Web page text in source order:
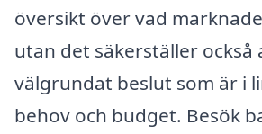
översikt över vad
utan det säkerställer
välgrundat beslut som är i
behov och budget. Besök